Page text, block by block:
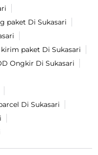
paket Di Sukasari
kirim paket Di Sukasari
Ongkir Di Sukasari
Di Sukasari